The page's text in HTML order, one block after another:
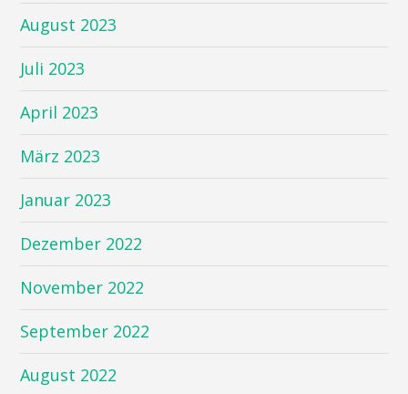
August 2023
Juli 2023
April 2023
März 2023
Januar 2023
Dezember 2022
November 2022
September 2022
August 2022